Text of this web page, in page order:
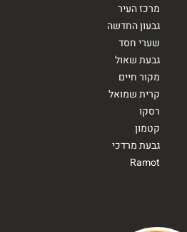
מרכז העיר
גבעון החדשה
שערי חסד
גבעת שאול
מקור חיים
קרית שמואל
רסקו
קטמון
גבעת מרדכי
Ramot